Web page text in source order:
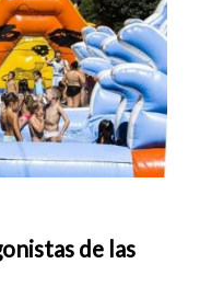
de las